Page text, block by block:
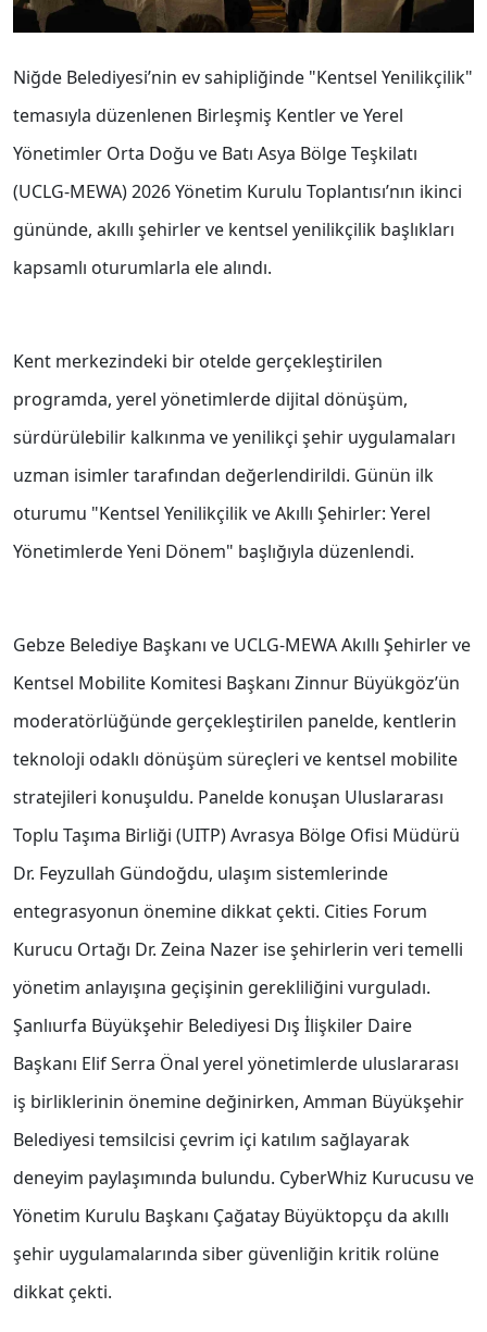
Niğde Belediyesi’nin ev sahipliğinde "Kentsel Yenilikçilik"
temasıyla düzenlenen Birleşmiş Kentler ve Yerel
Yönetimler Orta Doğu ve Batı Asya Bölge Teşkilatı
(UCLG-MEWA) 2026 Yönetim Kurulu Toplantısı’nın ikinci
gününde, akıllı şehirler ve kentsel yenilikçilik başlıkları
kapsamlı oturumlarla ele alındı.
Kent merkezindeki bir otelde gerçekleştirilen
programda, yerel yönetimlerde dijital dönüşüm,
sürdürülebilir kalkınma ve yenilikçi şehir uygulamaları
uzman isimler tarafından değerlendirildi. Günün ilk
oturumu "Kentsel Yenilikçilik ve Akıllı Şehirler: Yerel
Yönetimlerde Yeni Dönem" başlığıyla düzenlendi.
Gebze Belediye Başkanı ve UCLG-MEWA Akıllı Şehirler ve
Kentsel Mobilite Komitesi Başkanı Zinnur Büyükgöz’ün
moderatörlüğünde gerçekleştirilen panelde, kentlerin
teknoloji odaklı dönüşüm süreçleri ve kentsel mobilite
stratejileri konuşuldu. Panelde konuşan Uluslararası
Toplu Taşıma Birliği (UITP) Avrasya Bölge Ofisi Müdürü
Dr. Feyzullah Gündoğdu, ulaşım sistemlerinde
entegrasyonun önemine dikkat çekti. Cities Forum
Kurucu Ortağı Dr. Zeina Nazer ise şehirlerin veri temelli
yönetim anlayışına geçişinin gerekliliğini vurguladı.
Şanlıurfa Büyükşehir Belediyesi Dış İlişkiler Daire
Başkanı Elif Serra Önal yerel yönetimlerde uluslararası
iş birliklerinin önemine değinirken, Amman Büyükşehir
Belediyesi temsilcisi çevrim içi katılım sağlayarak
deneyim paylaşımında bulundu. CyberWhiz Kurucusu ve
Yönetim Kurulu Başkanı Çağatay Büyüktopçu da akıllı
şehir uygulamalarında siber güvenliğin kritik rolüne
dikkat çekti.